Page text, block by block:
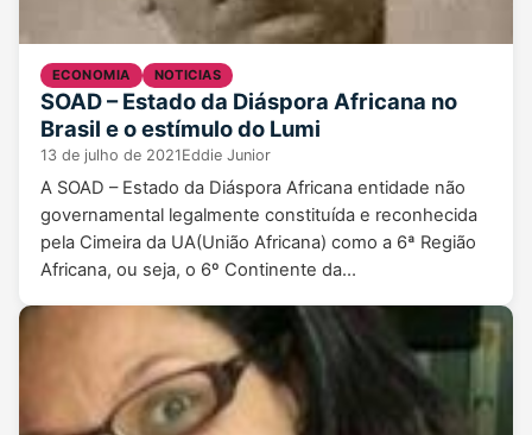
ECONOMIA NOTICIAS
SOAD – Estado da Diáspora Africana no
Brasil e o estímulo do Lumi
13 de julho de 2021Eddie Junior
A SOAD – Estado da Diáspora Africana entidade não
governamental legalmente constituída e reconhecida
pela Cimeira da UA(União Africana) como a 6ª Região
Africana, ou seja, o 6º Continente da…